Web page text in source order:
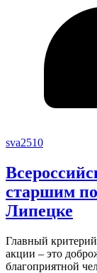
sva2510
старшим
Липецке
Главный
акции – это
благоприятной